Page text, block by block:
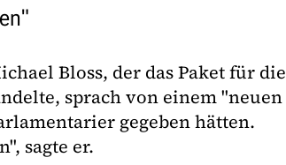
Bloss, der das Paket für die
sprach von einem "neuen
gegeben hätten.
sagte er.